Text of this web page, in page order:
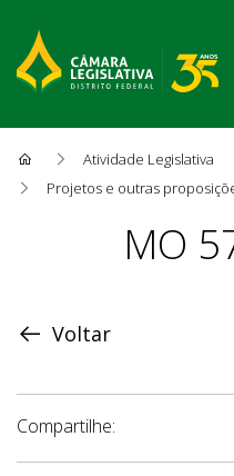
Atividade Legislativa
Projetos e outras
Proposição
MO
Voltar
Compartilhe: